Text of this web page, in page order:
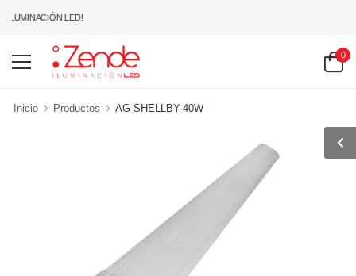
ILUMINACIÓN LED!
0
Inicio Productos AG-SHELLBY-40W